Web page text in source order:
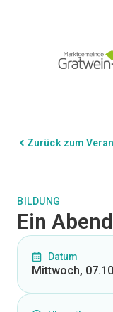
Zurück zum
BILDUNG
Ein
Datum
Mittwoch,